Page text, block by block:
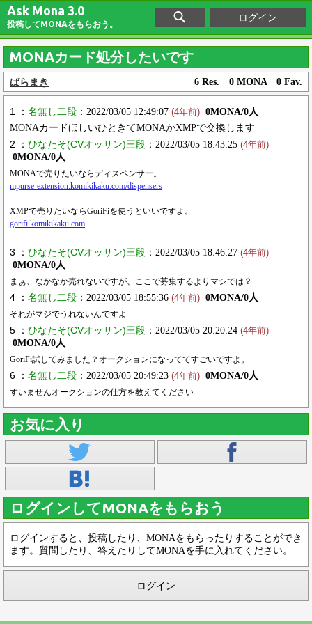
Ask Mona 3.0
投稿してMONAをもらおう。
ログイン
MONAカード処分したいです
ばらまき 6 Res. 0 MONA 0 Fav.
1 ： 名無し二段 ：2022/03/05 12:49:07 (4年前) 0MONA/0人
MONAカードほしいひときてMONAかXMPで交換します
2 ： ひなたそ(CVオッサン)三段 ：2022/03/05 18:43:25 (4年前)
0MONA/0人
MONAで売りたいならディスペンサー。
mpurse-extension.komikikaku.com/dispensers
XMPで売りたいならGoriFiを使うといいですよ。
gorifi.komikikaku.com
3 ： ひなたそ(CVオッサン)三段 ：2022/03/05 18:46:27 (4年前)
0MONA/0人
まぁ、なかなか売れないですが、ここで募集するよりマシでは？
4 ： 名無し二段 ：2022/03/05 18:55:36 (4年前) 0MONA/0人
それがマジでうれないんですよ
5 ： ひなたそ(CVオッサン)三段 ：2022/03/05 20:20:24 (4年前)
0MONA/0人
GoriFi試してみました？オークションになっててすごいですよ。
6 ： 名無し二段 ：2022/03/05 20:49:23 (4年前) 0MONA/0人
すいませんオークションの仕方を教えてください
お気に入り
ログインしてMONAをもらおう
ログインすると、投稿したり、MONAをもらったりすることができ
ます。質問したり、答えたりしてMONAを手に入れてください。
ログイン